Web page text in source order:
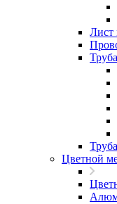
Лист
Цветной